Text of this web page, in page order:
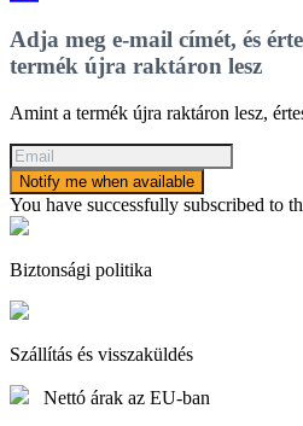
Adja meg e-mail címét, és
termék újra raktáron lesz
Amint a termék újra raktáron lesz,
Notify me when available
You have successfully subscribed to
Biztonsági politika
Szállítás és visszaküldés
Nettó árak az EU-ban